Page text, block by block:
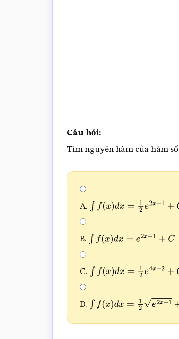
Câu hỏi:
Tìm nguyên hàm của hàm số
A. ∫f (x )dx=1 2e2 x−1
B. ∫f (x )dx=e 2x−1
C. ∫f (x )dx=1 2e4 x−2
D. ∫f (x )dx=1 2e2 x− 1 +